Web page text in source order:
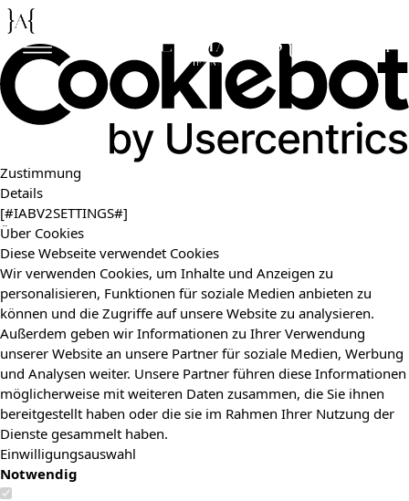
Zustimmung
Details
[#IABV2SETTINGS#]
Über Cookies
Diese Webseite verwendet Cookies
Wir verwenden Cookies, um Inhalte und Anzeigen zu
personalisieren, Funktionen für soziale Medien anbieten zu
können und die Zugriffe auf unsere Website zu analysieren.
Außerdem geben wir Informationen zu Ihrer Verwendung
unserer Website an unsere Partner für soziale Medien, Werbung
und Analysen weiter. Unsere Partner führen diese Informationen
möglicherweise mit weiteren Daten zusammen, die Sie ihnen
bereitgestellt haben oder die sie im Rahmen Ihrer Nutzung der
Dienste gesammelt haben.
Einwilligungsauswahl
Notwendig
En